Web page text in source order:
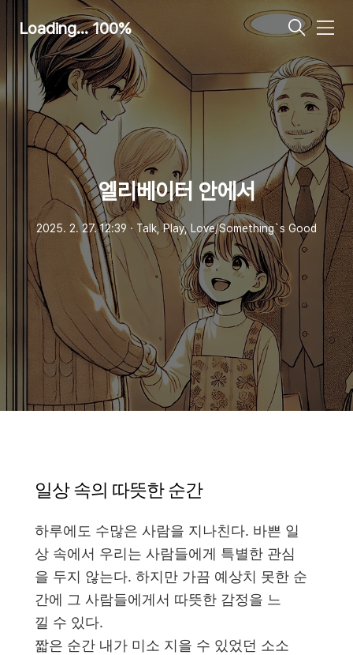
Loading... 100%
메
엘리베이터 안에서
2025. 2. 27. 12:39 ㆍ Talk, Play, Love/Something`s Good
일상 속의 따뜻한 순간
하루에도 수많은 사람을 지나친다. 바쁜 일
상 속에서 우리는 사람들에게 특별한 관심
을 두지 않는다. 하지만 가끔 예상치 못한 순
간에 그 사람들에게서 따뜻한 감정을 느
낄 수 있다.
짧은 순간 내가 미소 지을 수 있었던 소소